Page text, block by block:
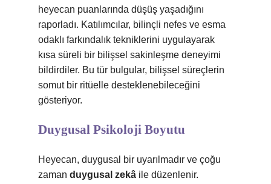
heyecan puanlarında düşüş yaşadığını
raporladı. Katılımcılar, bilinçli nefes ve esma
odaklı farkındalık tekniklerini uygulayarak
kısa süreli bir bilişsel sakinleşme deneyimi
bildirdiler. Bu tür bulgular, bilişsel süreçlerin
somut bir ritüelle desteklenebileceğini
gösteriyor.
Duygusal Psikoloji Boyutu
Heyecan, duygusal bir uyarılmadır ve çoğu
zaman duygusal zekâ ile düzenlenir.